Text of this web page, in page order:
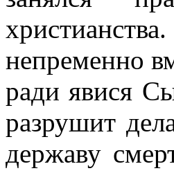
непременно
ради явися
разрушит
державу